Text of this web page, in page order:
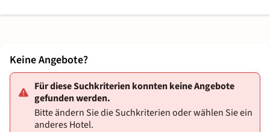
Keine Angebote?
Für diese Suchkriterien konnten keine Angebote
gefunden werden.
Bitte ändern Sie die Suchkriterien oder wählen Sie ein
anderes Hotel.